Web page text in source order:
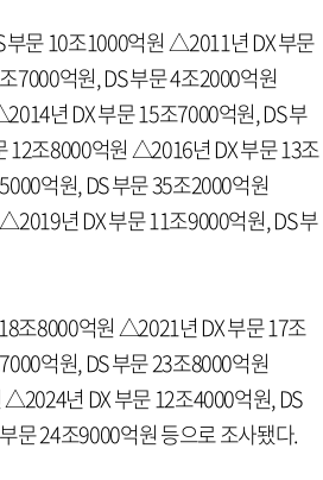
문 10조1000억원 △2011년 DX 부문
7000억원, DS 부문 4조2000억원
년 DX 부문 15조7000억원, DS 부
12조8000억원 △2016년 DX 부문 13조
억원, DS 부문 35조2000억원
년 DX 부문 11조9000억원, DS 부
조8000억원 △2021년 DX 부문 17조
억원, DS 부문 23조8000억원
년 DX 부문 12조4000억원, DS
문 24조9000억원 등으로 조사됐다.